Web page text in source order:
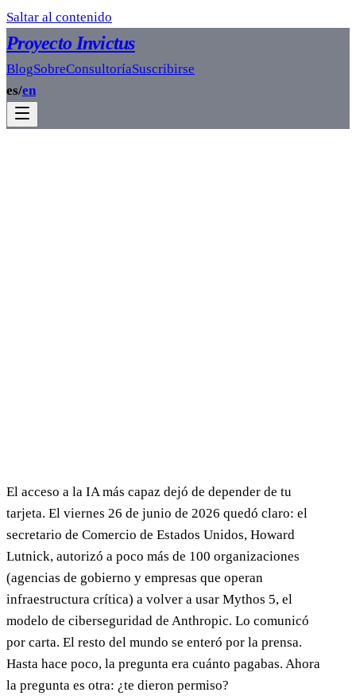
Saltar al contenido
Proyecto Invictus
BlogSobreConsultoríaSuscribirse
es/en
El acceso a la IA más capaz dejó de depender de tu
tarjeta. El viernes 26 de junio de 2026 quedó claro: el
secretario de Comercio de Estados Unidos, Howard
Lutnick, autorizó a poco más de 100 organizaciones
(agencias de gobierno y empresas que operan
infraestructura crítica) a volver a usar Mythos 5, el
modelo de ciberseguridad de Anthropic. Lo comunicó
por carta. El resto del mundo se enteró por la prensa.
Hasta hace poco, la pregunta era cuánto pagabas. Ahora
la pregunta es otra: ¿te dieron permiso?